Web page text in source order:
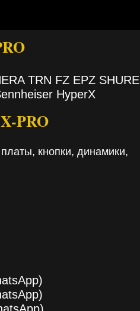
TRN FZ EPZ SHURE
HyperX
PRO
кнопки, динамики,